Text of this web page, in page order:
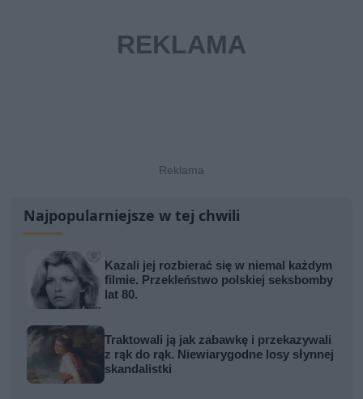
Najpopularniejsze w tej chwili
Kazali jej rozbierać się w niemal każdym
filmie. Przekleństwo polskiej seksbomby
lat 80.
Traktowali ją jak zabawkę i przekazywali
z rąk do rąk. Niewiarygodne losy słynnej
skandalistki